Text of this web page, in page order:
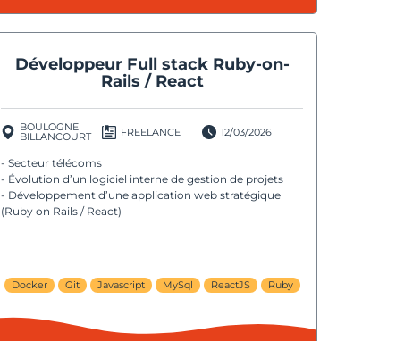
Développeur Full stack Ruby-on-
Rails / React
BOULOGNE
BILLANCOURT FREELANCE 12/03/2026
- Secteur télécoms
- Évolution d’un logiciel interne de gestion de projets
- Développement d’une application web stratégique
(Ruby on Rails / React)
Docker Git Javascript MySql ReactJS Ruby